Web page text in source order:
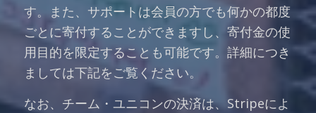
す。また、サポートは会員の方でも何かの都度
ごとに寄付することができますし、寄付金の使
用目的を限定することも可能です。詳細につき
ましては下記をご覧ください。
なお、チーム・ユニコンの決済は、Stripeによ